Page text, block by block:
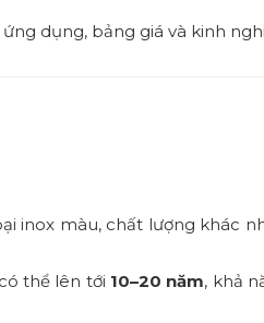
dụng, bảng giá và kinh
màu, chất lượng khác
thể lên tới 10–20 năm, khả